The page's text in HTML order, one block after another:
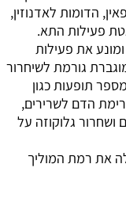
הדומות לאדנוזין,
פעילות התא.
את פעילות
גורמת לשיחרור
תופעות כגון
הדם לשרירים,
ושחרור גלוקוזה על
את רמת המוליך